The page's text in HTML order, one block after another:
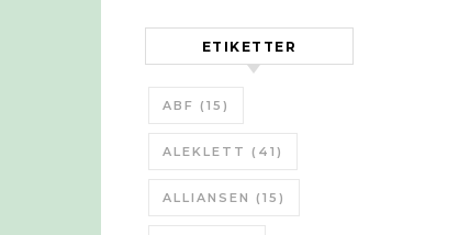
ETIKETTER
ABF (15)
ALEKLETT (41)
ALLIANSEN (15)